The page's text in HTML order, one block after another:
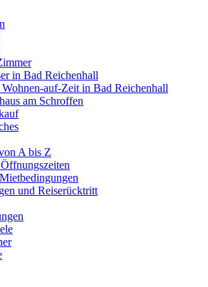
in Bad Reichenhall
auf-Zeit in Bad Reichenhall
am Schroffen
A bis Z
und Reiserücktritt